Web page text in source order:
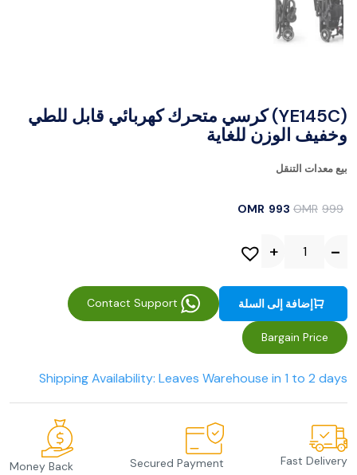
(YE145C) كرسي متحرك كهربائي قابل للطي
وخفيف الوزن للغاية
OMR 999
OMR 993
بيع معدات التنقل
إضافة إلى السلة
Bargain Price
Shipping Availability: Leaves Warehouse in 1 to 2 days
Fast Delivery
Secured Payment
Money Back